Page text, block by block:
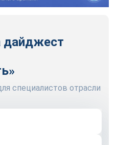
дайджест
специалистов отрасли